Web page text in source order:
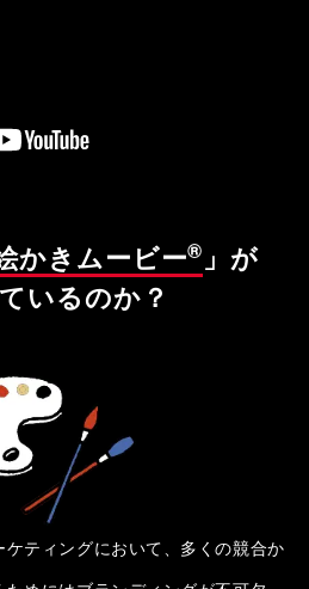
かきムービー® 」が
いるのか？
ティングにおいて、多くの競合か